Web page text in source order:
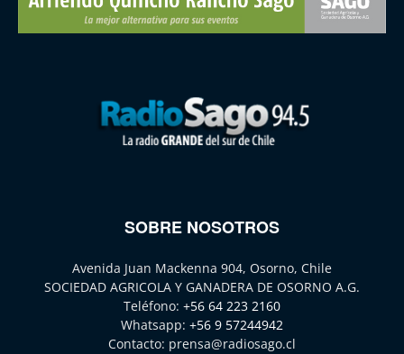
SOBRE NOSOTROS
Avenida Juan Mackenna 904, Osorno, Chile
SOCIEDAD AGRICOLA Y GANADERA DE OSORNO A.G.
Teléfono: +56 64 223 2160
Whatsapp: +56 9 57244942
Contacto: prensa@radiosago.cl